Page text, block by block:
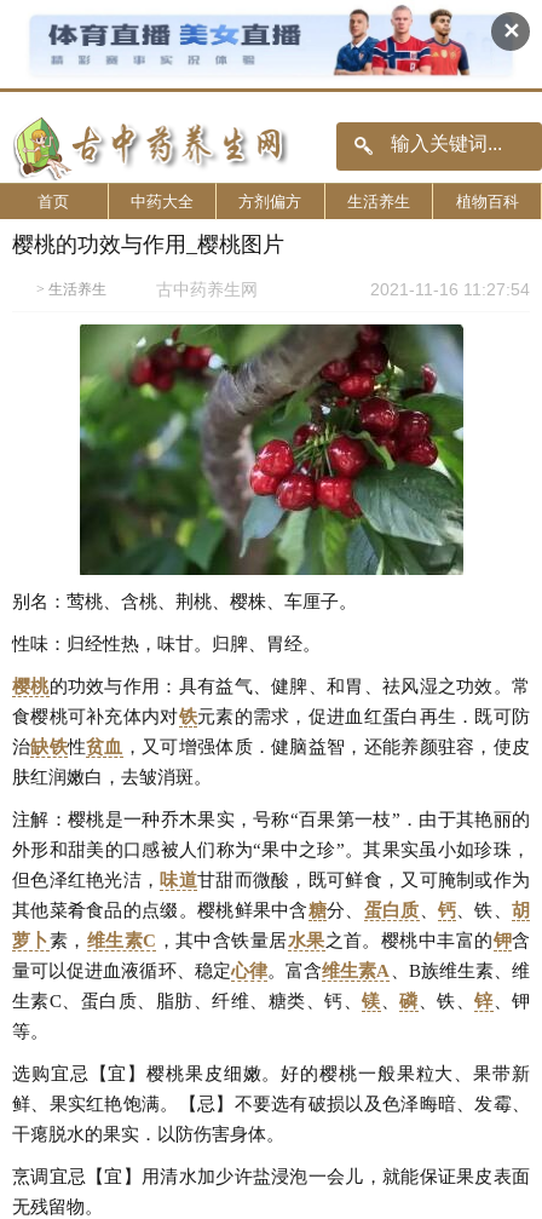
✕
首页 中药大全 方剂偏方 生活养生 植物百科
樱桃的功效与作用_樱桃图片
> 生活养生 古中药养生网 2021-11-16 11:27:54
别名：莺桃、含桃、荆桃、樱株、车厘子。
性味：归经性热，味甘。归脾、胃经。
樱桃的功效与作用：具有益气、健脾、和胃、祛风湿之功效。常
食樱桃可补充体内对铁元素的需求，促进血红蛋白再生．既可防
治缺铁性贫血 ，又可增强体质．健脑益智，还能养颜驻容，使皮
肤红润嫩白，去皱消斑。
注解：樱桃是一种乔木果实，号称“百果第一枝”．由于其艳丽的
外形和甜美的口感被人们称为“果中之珍”。其果实虽小如珍珠，
但色泽红艳光洁，味道甘甜而微酸，既可鲜食，又可腌制或作为
其他菜肴食品的点缀。樱桃鲜果中含糖分、 蛋白质、 钙、铁、胡
萝卜素， 维生素C ，其中含铁量居水果之首。樱桃中丰富的钾含
量可以促进血液循环、稳定心律。富含维生素A、B族维生素、维
生素C、蛋白质、脂肪、纤维、糖类、钙、镁、磷、铁、锌、钾
等。
选购宜忌【宜】樱桃果皮细嫩。好的樱桃一般果粒大、果带新
鲜、果实红艳饱满。【忌】不要选有破损以及色泽晦暗、发霉、
干瘪脱水的果实．以防伤害身体。
烹调宜忌【宜】用清水加少许盐浸泡一会儿，就能保证果皮表面
无残留物。